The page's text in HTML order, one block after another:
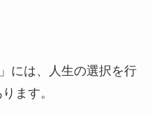
には、人生の選択を行
ます。